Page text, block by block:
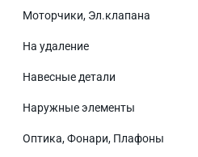
Моторчики, Эл.клапана
На удаление
Навесные детали
Наружные элементы
Оптика, Фонари, Плафоны